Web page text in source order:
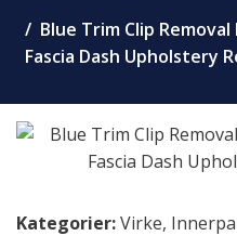
Blue Trim Clip
Fascia Dash Upholstery
Kategorier:Virke,